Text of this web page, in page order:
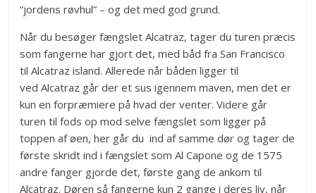
“jordens røvhul” – og det med god grund.
Når du besøger fængslet Alcatraz, tager du turen præcis
som fangerne har gjort det, med båd fra San Francisco
til Alcatraz island. Allerede når båden ligger til
ved Alcatraz går der et sus igennem maven, men det er
kun en forpræmiere på hvad der venter. Videre går
turen til fods op mod selve fængslet som ligger på
toppen af øen, her går du ind af samme dør og tager de
første skridt ind i fængslet som Al Capone og de 1575
andre fanger gjorde det, første gang de ankom til
Alcatraz. Døren så fangerne kun 2 gange i deres liv, når